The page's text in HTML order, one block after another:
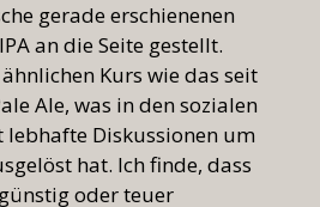
gerade erschienenen
an die Seite gestellt.
Kurs wie das seit
Ale, was in den sozialen
lebhafte Diskussionen um
hat. Ich finde, dass
oder teuer